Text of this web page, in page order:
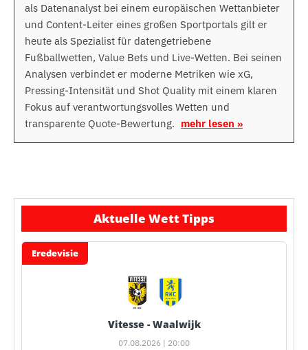
als Datenanalyst bei einem europäischen Wettanbieter
und Content-Leiter eines großen Sportportals gilt er
heute als Spezialist für datengetriebene
Fußballwetten, Value Bets und Live-Wetten. Bei seinen
Analysen verbindet er moderne Metriken wie xG,
Pressing-Intensität und Shot Quality mit einem klaren
Fokus auf verantwortungsvolles Wetten und
transparente Quote-Bewertung. mehr lesen »
Aktuelle Wett Tipps
Eredevisie
Vitesse - Waalwijk
07.08.2026 | 20:00